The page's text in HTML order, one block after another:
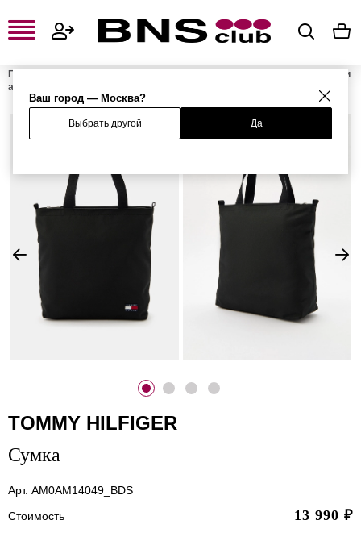
Ваш город — Москва?
Выбрать другой Да
Главная
Мужские сумки и
аксессуары
TOMMY HILFIGER
Сумка
Арт. AM0AM14049_BDS
Стоимость
13 990 ₽